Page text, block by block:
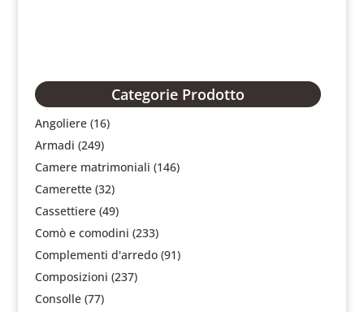
Categorie Prodotto
Angoliere (16)
Armadi (249)
Camere matrimoniali (146)
Camerette (32)
Cassettiere (49)
Comò e comodini (233)
Complementi d'arredo (91)
Composizioni (237)
Consolle (77)